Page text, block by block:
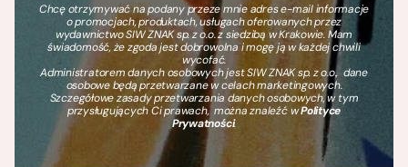
Chcę otrzymywać na podany przeze mnie adres e-mail informacje
o promocjach, produktach, usługach oferowanych przez
wydawnictwo SIW ZNAK sp. z o.o. z siedzibą w Krakowie. Mam
świadomość, że zgoda jest dobrowolna i mogę ją w każdej chwili
wycofać.
Administratorem danych osobowych jest SIW ZNAK sp. z o.o., dane
osobowe będą przetwarzane w celach marketingowych.
Szczegółowe zasady przetwarzania danych osobowych, w tym
przysługujących Ci prawach, można znaleźć wPolityce
Prywatności.